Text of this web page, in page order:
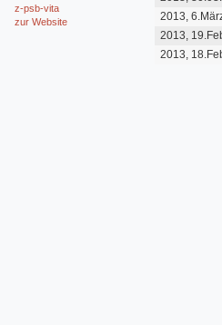
z-psb-vita
zur Website
2013,
2013,
2013,